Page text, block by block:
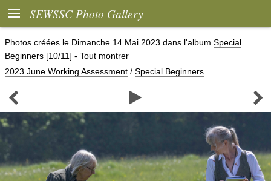
 SEWSSC Photo Gallery
Photos créées le Dimanche 14 Mai 2023 dans l'album Special
Beginners [10/11] - Tout montrer
2023 June Working Assessment / Special Beginners
  